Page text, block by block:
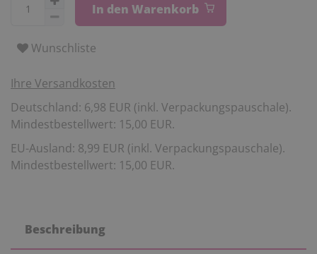
In den Warenkorb
Wunschliste
Ihre Versandkosten
Deutschland: 6,98 EUR (inkl. Verpackungspauschale).
Mindestbestellwert: 15,00 EUR.
EU-Ausland: 8,99 EUR (inkl. Verpackungspauschale).
Mindestbestellwert: 15,00 EUR.
Beschreibung